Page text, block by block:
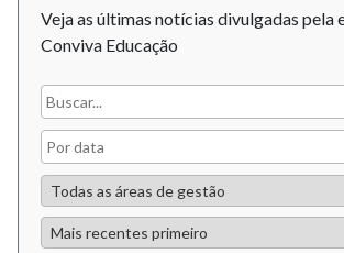
Veja as últimas notícias divulgadas pela
Conviva Educação